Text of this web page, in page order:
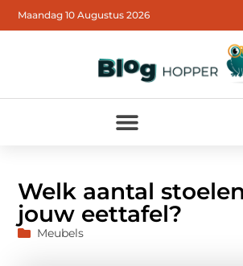
Maandag 10 Augustus 2026
Welk aantal
jouw eettafel?
Meubels